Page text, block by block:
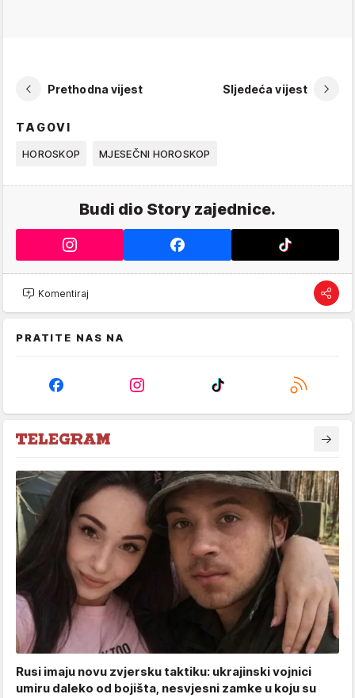
Prethodna vijest Sljedeća vijest
TAGOVI
HOROSKOP MJESEČNI HOROSKOP
Budi dio Story zajednice.
Komentiraj
PRATITE NAS NA
Rusi imaju novu zvjersku taktiku: ukrajinski vojnici
umiru daleko od bojišta, nesvjesni zamke u koju su